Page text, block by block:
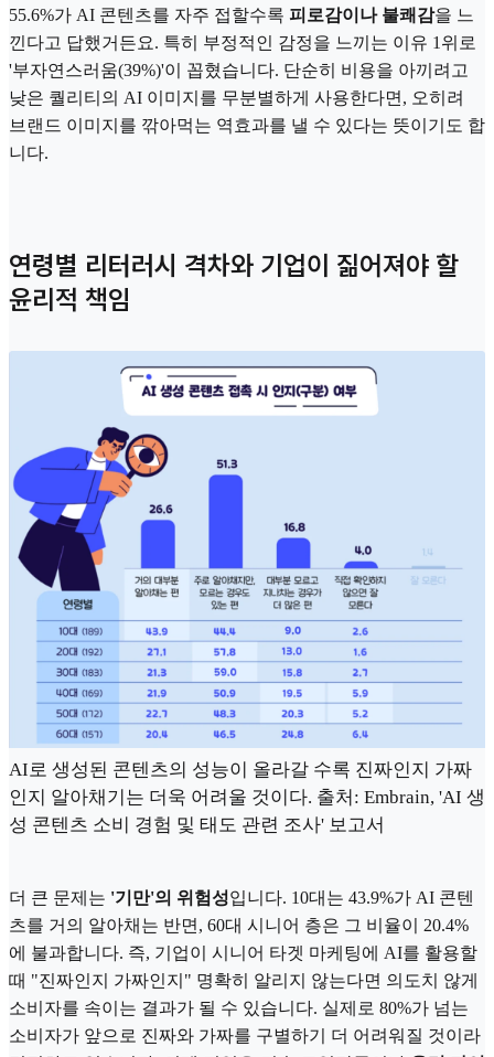
55.6%가 AI 콘텐츠를 자주 접할수록 피로감이나 불쾌감을 느
낀다고 답했거든요. 특히 부정적인 감정을 느끼는 이유 1위로
'부자연스러움(39%)'이 꼽혔습니다. 단순히 비용을 아끼려고
낮은 퀄리티의 AI 이미지를 무분별하게 사용한다면, 오히려
브랜드 이미지를 깎아먹는 역효과를 낼 수 있다는 뜻이기도 합
니다.
연령별 리터러시 격차와 기업이 짊어져야 할
윤리적 책임
AI로 생성된 콘텐츠의 성능이 올라갈 수록 진짜인지 가짜
인지 알아채기는 더욱 어려울 것이다. 출처: Embrain, 'AI 생
성 콘텐츠 소비 경험 및 태도 관련 조사' 보고서
더 큰 문제는 '기만'의 위험성입니다. 10대는 43.9%가 AI 콘텐
츠를 거의 알아채는 반면, 60대 시니어 층은 그 비율이 20.4%
에 불과합니다. 즉, 기업이 시니어 타겟 마케팅에 AI를 활용할
때 "진짜인지 가짜인지" 명확히 알리지 않는다면 의도치 않게
소비자를 속이는 결과가 될 수 있습니다. 실제로 80%가 넘는
소비자가 앞으로 진짜와 가짜를 구별하기 더 어려워질 것이라